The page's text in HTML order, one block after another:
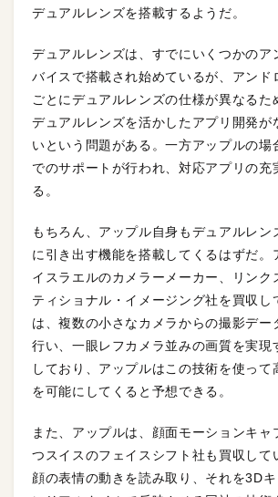
デュアルレンズを搭載するようだ。
デュアルレンズは、すでにいくつかのア
バイスで搭載され始めているが、アンド
ごとにデュアルレンズの仕様が異なるた
デュアルレンズを活かしたアプリ開発が
いという問題がある。一方アップルの場
でのサポートが行われ、対応アプリの充
る。
もちろん、アップル自身もデュアルレン
に引き出す機能を搭載してくるはずだ。
イスラエルのカメラーメーカー、リンク
ティショナル・イメージング社を買収し
は、複数の小さなカメラからの撮影デー
行い、一眼レフカメラ並みの画質を実現
しており、アップルはこの技術を使って
を可能にしてくると予想できる。
また、アップルは、顔面モーションキャ
つスイスのフェイスシフト社も買収して
顔の表情の動きを読み取り、それを3D